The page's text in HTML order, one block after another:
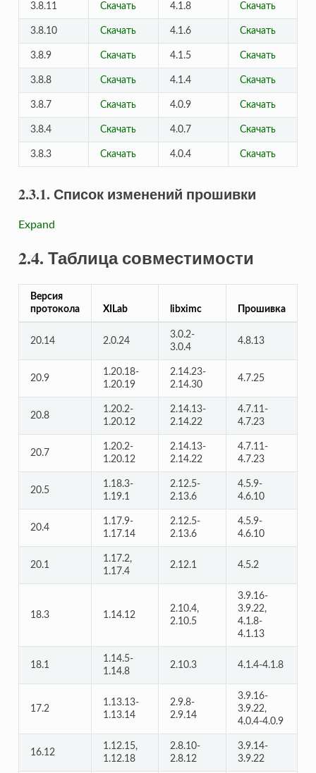
3.8.11 Скачать 4.1.8 Скачать
3.8.10 Скачать 4.1.6 Скачать
3.8.9 Скачать 4.1.5 Скачать
3.8.8 Скачать 4.1.4 Скачать
3.8.7 Скачать 4.0.9 Скачать
3.8.4 Скачать 4.0.7 Скачать
3.8.3 Скачать 4.0.4 Скачать
2.3.1. Список изменений прошивки
Expand
2.4. Таблица совместимости
Версия
протокола
XILab libximc Прошивка
20.14 2.0.24
3.0.2-
3.0.4
4.8.13
20.9
1.20.18-
1.20.19
2.14.23-
2.14.30
4.7.25
20.8
1.20.2-
1.20.12
2.14.13-
2.14.22
4.7.11-
4.7.23
20.7
1.20.2-
1.20.12
2.14.13-
2.14.22
4.7.11-
4.7.23
20.5
1.18.3-
1.19.1
2.12.5-
2.13.6
4.5.9-
4.6.10
20.4
1.17.9-
1.17.14
2.12.5-
2.13.6
4.5.9-
4.6.10
20.1
1.17.2,
1.17.4
2.12.1 4.5.2
18.3 1.14.12
2.10.4,
2.10.5
3.9.16-
3.9.22,
4.1.8-
4.1.13
18.1
1.14.5-
1.14.8
2.10.3 4.1.4-4.1.8
17.2
1.13.13-
1.13.14
2.9.8-
2.9.14
3.9.16-
3.9.22,
4.0.4-4.0.9
16.12
1.12.15,
1.12.18
2.8.10-
2.8.12
3.9.14-
3.9.22